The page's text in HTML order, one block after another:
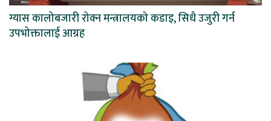
ग्यास कालोबजारी रोक्न मन्त्रालयको कडाइ, सिधै उजुरी गर्न
उपभोक्तालाई आग्रह